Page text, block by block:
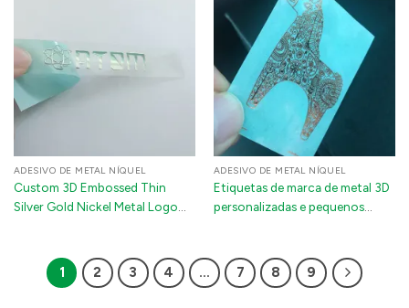
ADESIVO DE METAL NÍQUEL
Custom 3D Embossed Thin
Silver Gold Nickel Metal Logo
Packing Boxes
ADESIVO DE METAL NÍQUEL
Etiquetas de marca de metal 3D
personalizadas e pequenos
perfume e artigos de couro
1 2 3 4 … 7 8 9